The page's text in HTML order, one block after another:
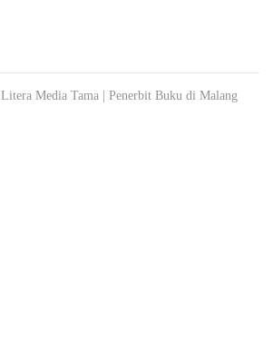
Litera Media Tama| Penerbit Buku di Malang